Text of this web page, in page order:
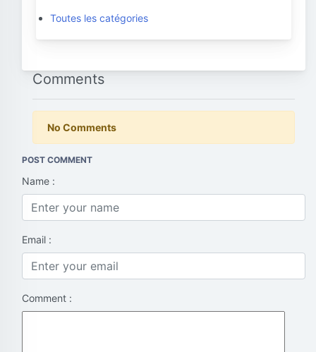
Toutes les catégories
Comments
No Comments
POST COMMENT
Name :
Email :
Comment :